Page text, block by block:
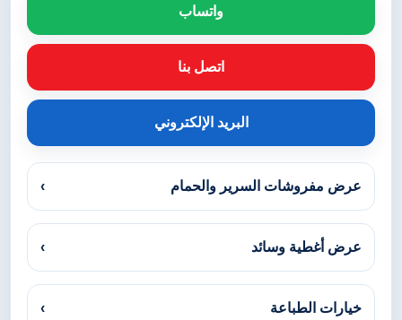
واتساب
اتصل بنا
البريد الإلكتروني
عرض مفروشات السرير والحمام ›
عرض أغطية وسائد ›
خيارات الطباعة ›